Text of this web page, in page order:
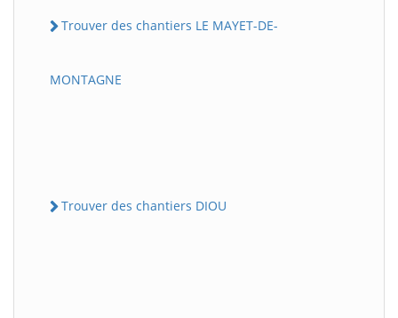
Trouver des chantiers LE MAYET-DE-
MONTAGNE
Trouver des chantiers DIOU